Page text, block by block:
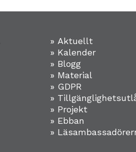
» Aktuellt
» Kalender
» Blogg
» Material
» GDPR
»
» Projekt
» Ebban
»